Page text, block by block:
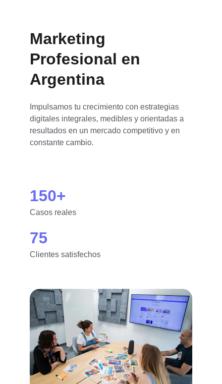
Marketing
Profesional en
Argentina
Impulsamos tu crecimiento con estrategias
digitales integrales, medibles y orientadas a
resultados en un mercado competitivo y en
constante cambio.
150+
75
Clientes satisfechos
Casos reales